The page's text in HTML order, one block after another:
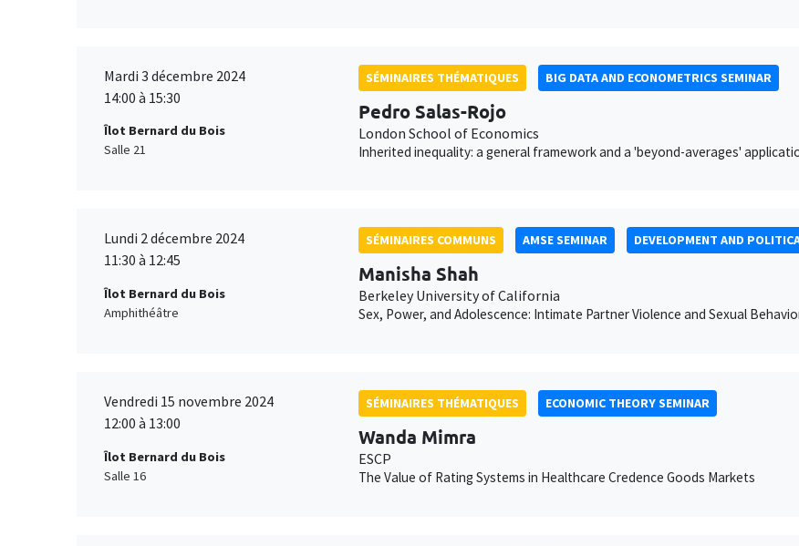
Mardi 3 décembre 2024
14:00 à 15:30
Îlot Bernard du Bois
Salle 21
SÉMINAIRES THÉMATIQUES BIG DATA AND ECONOMETRICS SEMINAR
Pedro Salas-Rojo
London School of Economics
Inherited inequality: a general framework and a 'beyond-averages'
Lundi 2 décembre 2024
11:30 à 12:45
Îlot Bernard du Bois
Amphithéâtre
SÉMINAIRES COMMUNS AMSE SEMINAR DEVELOPMENT AND
Manisha Shah
Berkeley University of California
Sex, Power, and Adolescence: Intimate Partner Violence and Sexual
Vendredi 15 novembre 2024
12:00 à 13:00
Îlot Bernard du Bois
Salle 16
SÉMINAIRES THÉMATIQUES ECONOMIC THEORY SEMINAR
Wanda Mimra
ESCP
The Value of Rating Systems in Healthcare Credence Goods Markets